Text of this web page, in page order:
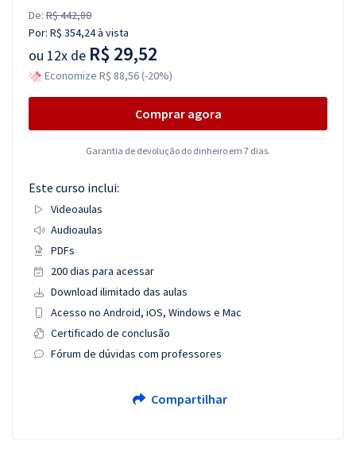
De: R$ 442,80
Por: R$ 354,24à vista
ou 12x de R$ 29,52
Economize R$ 88,56 (-20%)
Comprar agora
Garantia de devolução do dinheiro em 7 dias.
Este curso inclui:
Videoaulas
Audioaulas
PDFs
200 dias para acessar
Download ilimitado das aulas
Acesso no Android, iOS, Windows e Mac
Certificado de conclusão
Fórum de dúvidas com professores
Compartilhar